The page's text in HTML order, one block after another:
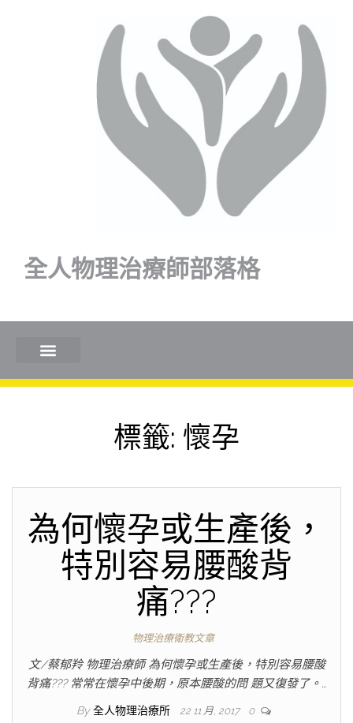
全人物理治療師部落格
標籤: 懷孕
為何懷孕或生產後，
特別容易腰酸背
痛???
物理治療衛教文章
文/蔡郁羚 物理治療師 為何懷孕或生產後，特別容易腰酸
背痛??? 常常在懷孕中後期，原本腰酸的問 題又復發了。…
By 全人物理治療所 22 11 月, 2017 0